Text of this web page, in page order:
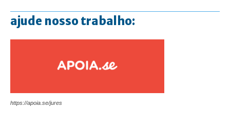
ajude nosso trabalho:
https://apoia.se/jures